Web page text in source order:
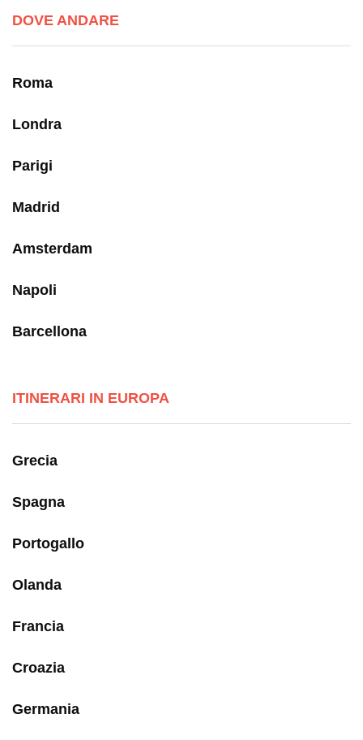
DOVE ANDARE
Roma
Londra
Parigi
Madrid
Amsterdam
Napoli
Barcellona
ITINERARI IN EUROPA
Grecia
Spagna
Portogallo
Olanda
Francia
Croazia
Germania